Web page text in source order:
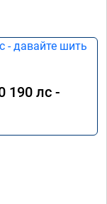
190 лс -